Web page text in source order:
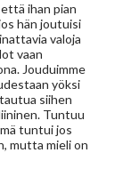
ihan pian
hän joutuisi
valoja
vaan
Jouduimme
yöksi
siihen
Tuntuu
tuntui jos
mutta mieli on